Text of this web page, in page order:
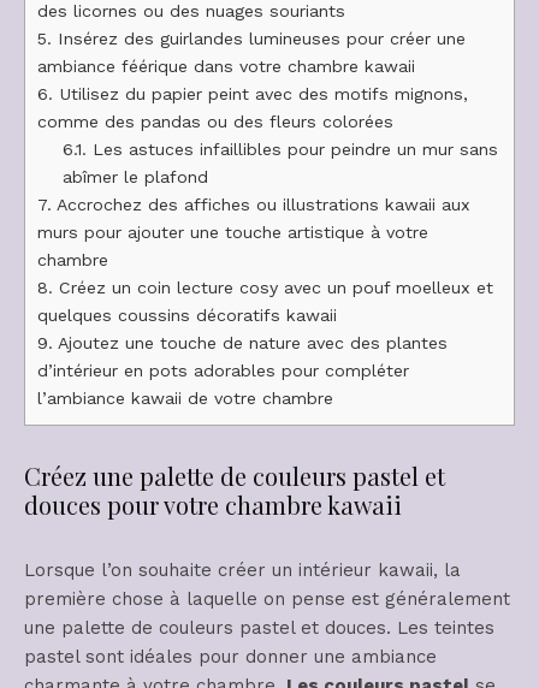
des licornes ou des nuages souriants
5. Insérez des guirlandes lumineuses pour créer une
ambiance féérique dans votre chambre kawaii
6. Utilisez du papier peint avec des motifs mignons,
comme des pandas ou des fleurs colorées
6.1. Les astuces infaillibles pour peindre un mur sans
abîmer le plafond
7. Accrochez des affiches ou illustrations kawaii aux
murs pour ajouter une touche artistique à votre
chambre
8. Créez un coin lecture cosy avec un pouf moelleux et
quelques coussins décoratifs kawaii
9. Ajoutez une touche de nature avec des plantes
d’intérieur en pots adorables pour compléter
l’ambiance kawaii de votre chambre
Créez une palette de couleurs pastel et
douces pour votre chambre kawaii
Lorsque l’on souhaite créer un intérieur kawaii, la
première chose à laquelle on pense est généralement
une palette de couleurs pastel et douces. Les teintes
pastel sont idéales pour donner une ambiance